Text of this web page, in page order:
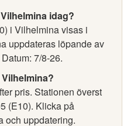
idag?
i Vilhelmina visas i
uppdateras löpande av
7/8-26.
pris. Stationen överst
(E10). Klicka på
och uppdatering.